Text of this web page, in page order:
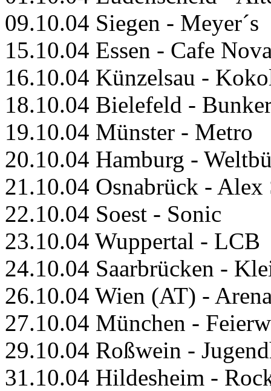
09.10.04 Siegen - Meyer´s
15.10.04 Essen - Cafe
16.10.04 Künzelsau -
18.10.04 Bielefeld -
19.10.04 Münster - Metro
20.10.04 Hamburg -
21.10.04 Osnabrück - Alex
22.10.04 Soest - Sonic
23.10.04 Wuppertal - LCB
24.10.04 Saarbrücken -
26.10.04 Wien (AT) -
27.10.04 München -
29.10.04 Roßwein -
31.10.04 Hildesheim -